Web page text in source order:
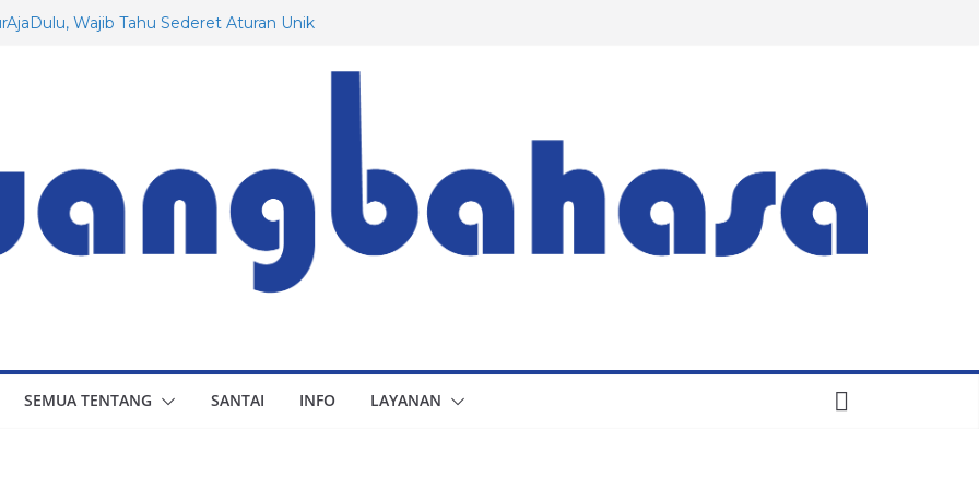
Wajib Tahu Sederet Aturan Unik
Berapa Besaran Gaji Minimum di 20
SEMUA TENTANG SANTAI INFO LAYANAN